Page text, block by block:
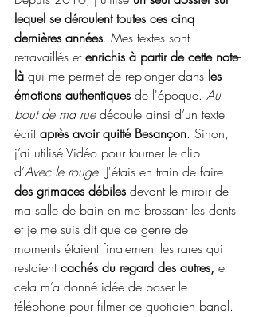
lequel se déroulent toutes ces cinq
dernières années. Mes textes sont
retravaillés et enrichis à partir de cette note-
là qui me permet de replonger dans les
émotions authentiques de l'époque. Au
bout de ma rue découle ainsi d’un texte
écrit après avoir quitté Besançon. Sinon,
j’ai utilisé Vidéo pour tourner le clip
d’Avec le rouge. J'étais en train de faire
des grimaces débiles devant le miroir de
ma salle de bain en me brossant les dents
et je me suis dit que ce genre de
moments étaient finalement les rares qui
restaient cachés du regard des autres, et
cela m’a donné idée de poser le
téléphone pour filmer ce quotidien banal.